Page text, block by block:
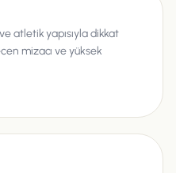
atletik yapısıyla dikkat
mizacı ve yüksek